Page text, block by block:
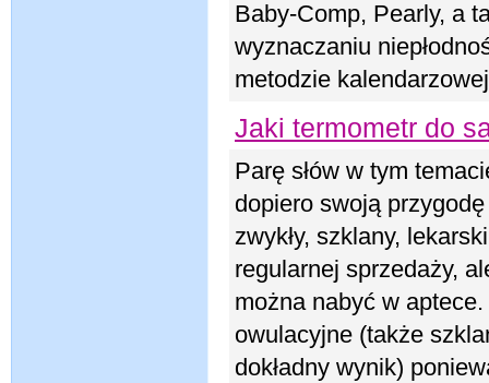
Baby-Comp, Pearly, a
wyznaczaniu
metodzie
Jaki termometr do
Parę słów w tym
dopiero swoją
zwykły, szklany,
regularnej sprzedaży,
można nabyć w
owulacyjne (także
dokładny wynik)